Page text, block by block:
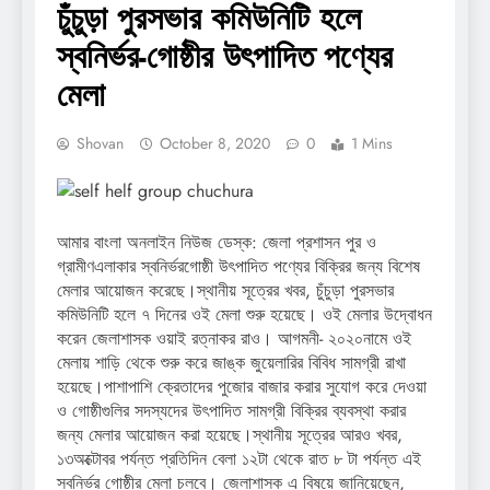
চুঁচুড়া পুরসভার কমিউনিটি হলে
স্বনির্ভর-গোষ্ঠীর উৎপাদিত পণ্যের
মেলা
Shovan October 8, 2020 0 1 Mins
আমার বাংলা অনলাইন নিউজ ডেস্ক: জেলা প্রশাসন পুর ও
গ্রামীণএলাকার স্বনির্ভরগোষ্ঠী উৎপাদিত পণ্যের বিক্রির জন্য বিশেষ
মেলার আয়োজন করেছে।স্থানীয় সূত্রের খবর, চুঁচুড়া পুরসভার
কমিউনিটি হলে ৭ দিনের ওই মেলা শুরু হয়েছে। ওই মেলার উদ্বোধন
করেন জেলাশাসক ওয়াই রত্নাকর রাও। আগমনী- ২০২০নামে ওই
মেলায় শাড়ি থেকে শুরু করে জাঙ্ক জুয়েলারির বিবিধ সামগ্রী রাখা
হয়েছে।পাশাপাশি ক্রেতাদের পুজোর বাজার করার সুযোগ করে দেওয়া
ও গোষ্ঠীগুলির সদস্যদের উৎপাদিত সামগ্রী বিক্রির ব্যবস্থা করার
জন্য মেলার আয়োজন করা হয়েছে।স্থানীয় সূত্রের আরও খবর,
১৩অক্টোবর পর্যন্ত প্রতিদিন বেলা ১২টা থেকে রাত ৮ টা পর্যন্ত এই
স্বনির্ভর গোষ্ঠীর মেলা চলবে। জেলাশাসক এ বিষয়ে জানিয়েছেন,